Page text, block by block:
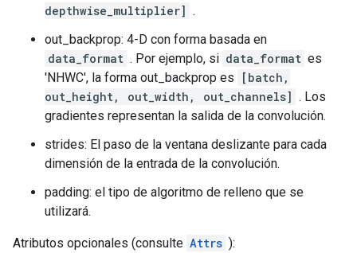
depthwise_multiplier] .
out_backprop: 4-D con forma basada en
data_format . Por ejemplo, si data_format es
'NHWC', la forma out_backprop es
[batch,
out_height, out_width, out_channels] . Los
gradientes representan la salida de la convolución.
strides: El paso de la ventana deslizante para cada
dimensión de la entrada de la convolución.
padding: el tipo de algoritmo de relleno que se
utilizará.
Atributos opcionales (consulte Attrs ):